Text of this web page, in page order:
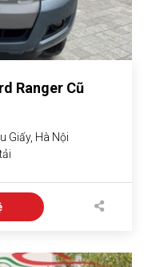
Ranger Cũ
Giấy, Hà Nội